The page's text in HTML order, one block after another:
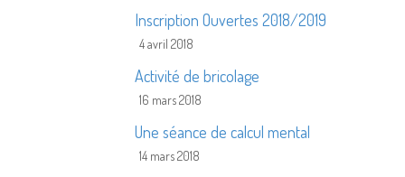
Inscription Ouvertes 2018/2019
4 avril 2018
Activité de bricolage
16 mars 2018
Une séance de calcul mental
14 mars 2018